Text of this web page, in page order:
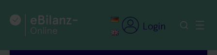
Inhalt
springen
Login